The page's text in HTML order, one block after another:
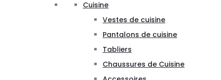
Cuisine
Vestes de cuisine
Pantalons de cuisine
Tabliers
Chaussures de Cuisine